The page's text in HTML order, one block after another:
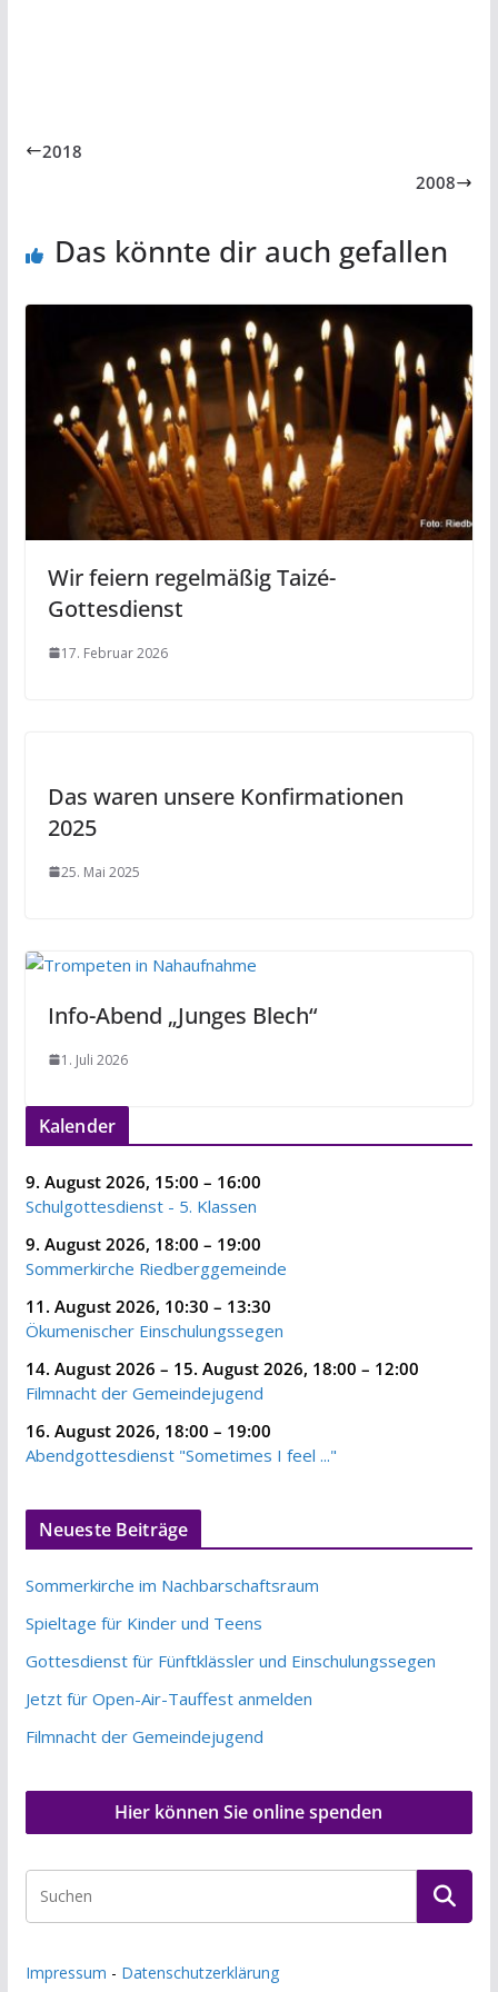
2018
2008
Das könnte dir auch gefallen
Wir feiern regelmäßig Taizé-
Gottesdienst
17. Februar 2026
Das waren unsere Konfirmationen
2025
25. Mai 2025
Info-Abend „Junges Blech“
1. Juli 2026
Kalender
9. August 2026, 15:00 – 16:00
Schulgottesdienst - 5. Klassen
9. August 2026, 18:00 – 19:00
Sommerkirche Riedberggemeinde
11. August 2026, 10:30 – 13:30
Ökumenischer Einschulungssegen
14. August 2026 – 15. August 2026, 18:00 – 12:00
Filmnacht der Gemeindejugend
16. August 2026, 18:00 – 19:00
Abendgottesdienst "Sometimes I feel ..."
Neueste Beiträge
Sommerkirche im Nachbarschaftsraum
Spieltage für Kinder und Teens
Gottesdienst für Fünftklässler und Einschulungssegen
Jetzt für Open-Air-Tauffest anmelden
Filmnacht der Gemeindejugend
Hier können Sie online spenden
Impressum - Datenschutzerklärung